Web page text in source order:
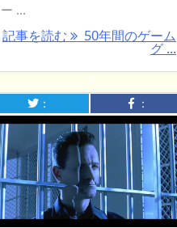
ー ...
記事を読む 50年間のゲーム
グ ...
： ：